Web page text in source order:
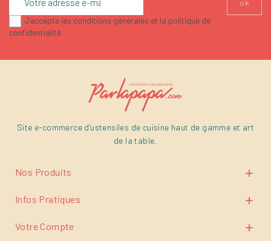
J'accepte les conditions générales et la politique de
confidentialité
Site e-commerce d'ustensiles de cuisine haut de gamme et art
de la table.
Nos Produits 
Infos Pratiques 
Votre Compte 